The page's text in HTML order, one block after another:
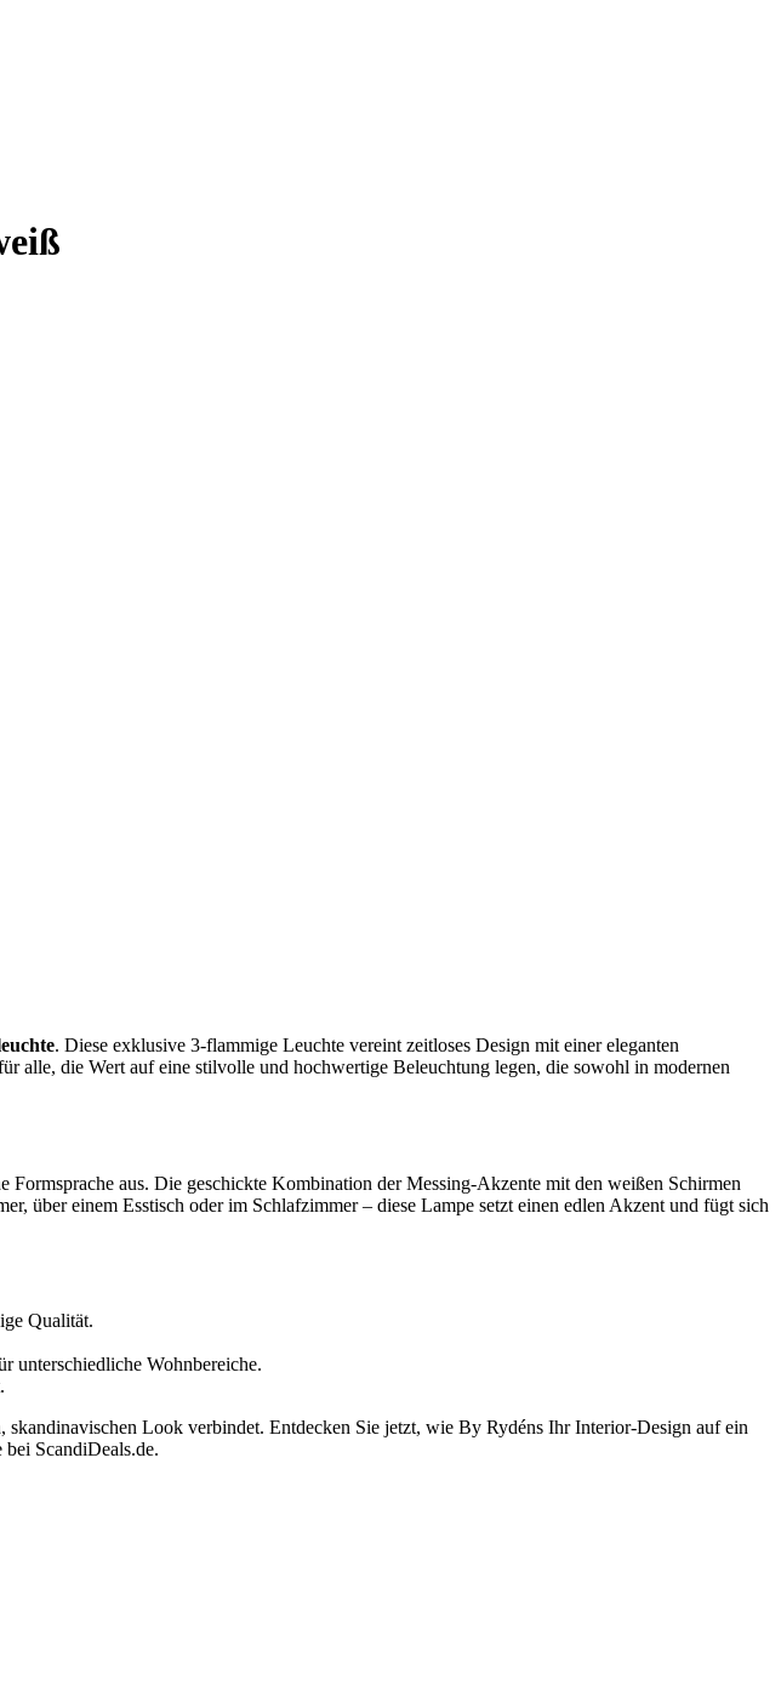
. Diese exklusive 3-flammige Leuchte vereint zeitloses Design mit einer eleganten
alle, die Wert auf eine stilvolle und hochwertige Beleuchtung legen, die sowohl in modernen
aus. Die geschickte Kombination der Messing-Akzente mit den weißen Schirmen
über einem Esstisch oder im Schlafzimmer – diese Lampe setzt einen edlen Akzent und fügt sich
Qualität.
unterschiedliche Wohnbereiche.
Look verbindet. Entdecken Sie jetzt, wie By Rydéns Ihr Interior-Design auf ein
ScandiDeals.de.